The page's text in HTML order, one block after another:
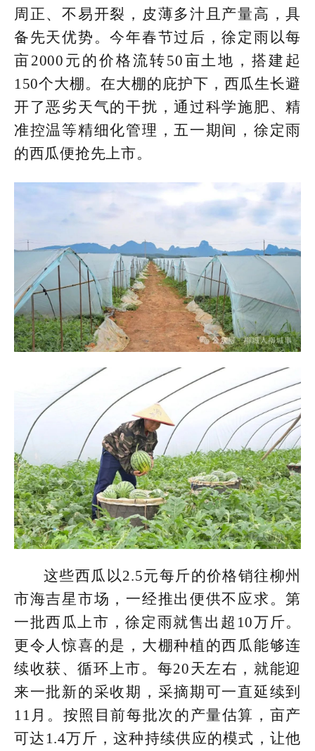
周正、不易开裂，皮薄多汁且产量高，具
备先天优势。今年春节过后，徐定雨以每
亩2000元的价格流转50亩土地，搭建起
150个大棚。在大棚的庇护下，西瓜生长避
开了恶劣天气的干扰，通过科学施肥、精
准控温等精细化管理，五一期间，徐定雨
的西瓜便抢先上市。
这些西瓜以2.5元每斤的价格销往柳州
市海吉星市场，一经推出便供不应求。第
一批西瓜上市，徐定雨就售出超10万斤。
更令人惊喜的是，大棚种植的西瓜能够连
续收获、循环上市。每20天左右，就能迎
来一批新的采收期，采摘期可一直延续到
11月。按照目前每批次的产量估算，亩产
可达1.4万斤，这种持续供应的模式，让他